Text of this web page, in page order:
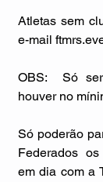
Atletas sem
e-mail
OBS:  Só
houver no
Só poderão
Federados
em dia com a